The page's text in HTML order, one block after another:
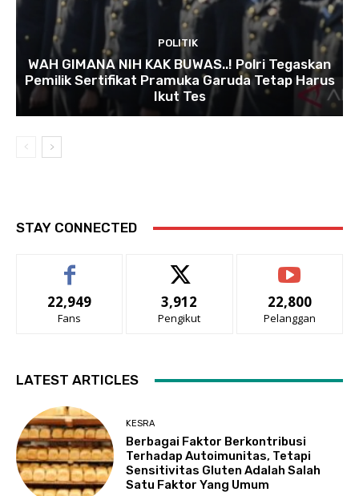
POLITIK
WAH GIMANA NIH KAK BUWAS..! Polri Tegaskan
Pemilik Sertifikat Pramuka Garuda Tetap Harus
Ikut Tes
STAY CONNECTED
22,949
Fans
3,912
Pengikut
22,800
Pelanggan
LATEST ARTICLES
KESRA
Berbagai Faktor Berkontribusi
Terhadap Autoimunitas, Tetapi
Sensitivitas Gluten Adalah Salah
Satu Faktor Yang Umum